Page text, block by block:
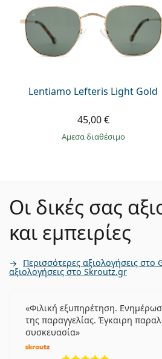
Lentiamo Lefteris Light Gold
45,00 €
άμεσα διαθέσιμο
Οι δικές σας
και εμπειρίες
Περισσότερες αξιολογήσεις στο
αξιολογήσεις στο Skroutz.gr
Φιλική εξυπηρέτηση.
της παραγγελίας. Έγκαιρη
συσκευασία